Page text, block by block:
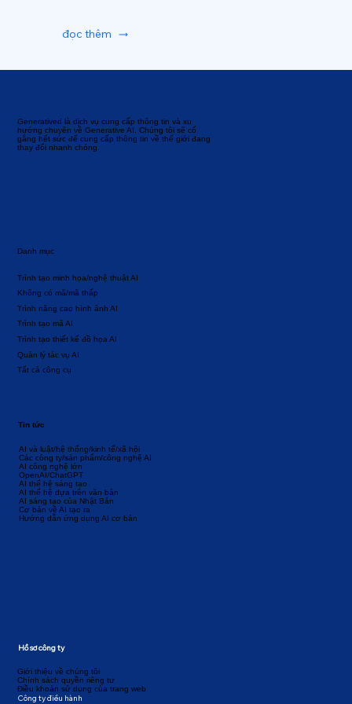
Generatived là dịch vụ cung cấp thông tin và xu
hướng chuyên về Generative AI. Chúng tôi sẽ cố
gắng hết sức để cung cấp thông tin về thế giới đang
thay đổi nhanh chóng.
Danh mục
Tất cả công cụ
Quản lý tác vụ AI
Trình tạo thiết kế đồ họa AI
Không có mã/mã thấp
Trình tạo mã AI
Trình nâng cao hình ảnh AI
Trình tạo minh họa/nghệ thuật AI
AI và luật/hệ thống/kinh tế/xã hội
Các công ty/sản phẩm/công nghệ AI
AI công nghệ lớn
OpenAI/ChatGPT
AI thế hệ sáng tạo
AI thế hệ dựa trên văn bản
AI sáng tạo của Nhật Bản
Cơ bản về AI tạo ra
Hướng dẫn ứng dụng AI cơ bản
Tin tức
Giới thiệu về chúng tôi
Chính sách quyền riêng tư
Điều khoản sử dụng của trang web
Công ty điều hành
Hồ sơ công ty
đọc thêm